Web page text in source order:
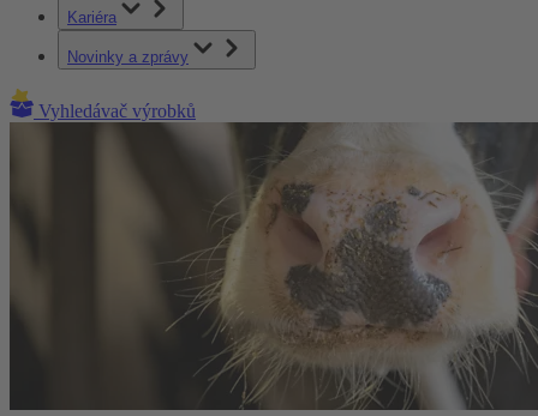
Kariéra
Novinky a zprávy
Vyhledávač výrobků